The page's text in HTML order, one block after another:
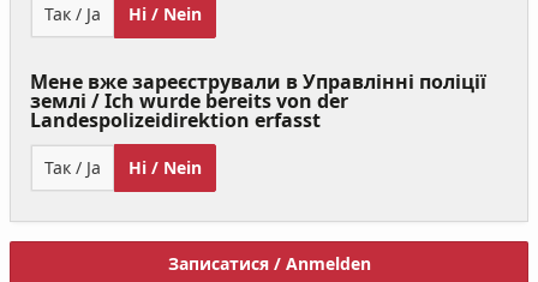
Так / Ja Ні / Nein
Мене вже зареєстрували в Управлінні поліції
землі / Ich wurde bereits von der
Landespolizeidirektion erfasst
Так / Ja Ні / Nein
Записатися / Anmelden